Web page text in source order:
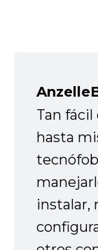
Tan fácil
hasta
instalar,